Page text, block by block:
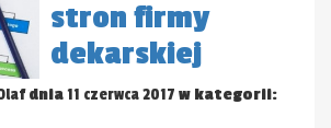
stron firmy
dekarskiej
dnia11 czerwca 2017 w kategorii: